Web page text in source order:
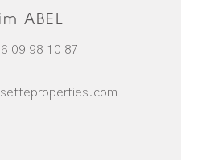
ABEL
09 98 10 87